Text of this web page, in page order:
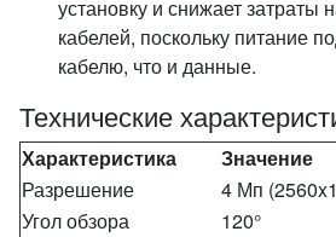
установку и снижает затраты
кабелей, поскольку питание
кабелю, что и данные.
Технические
Характеристика
Значение
Разрешение
4 Мп
Угол обзора
120°